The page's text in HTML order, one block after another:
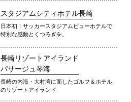
スタジアムシティホテル長崎
日本初！サッカースタジアムビューホテルで
特別な感動とくつろぎを。
長崎リゾートアイランド
パサージュ琴海
長崎の内海・大村湾に面したゴルフ＆ホテル
のリゾートアイランド